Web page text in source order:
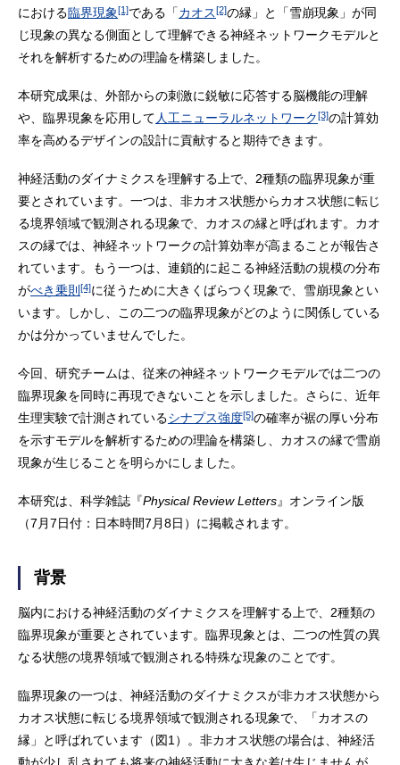
における臨界現象[1]である「カオス[2]の縁」と「雪崩現象」が同
じ現象の異なる側面として理解できる神経ネットワークモデルと
それを解析するための理論を構築しました。
本研究成果は、外部からの刺激に鋭敏に応答する脳機能の理解
や、臨界現象を応用して 人工ニューラルネットワーク[3]の計算効
率を高めるデザインの設計に貢献すると期待できます。
神経活動のダイナミクスを理解する上で、2種類の臨界現象が重
要とされています。一つは、非カオス状態からカオス状態に転じ
る境界領域で観測される現象で、カオスの縁と呼ばれます。カオ
スの縁では、神経ネットワークの計算効率が高まることが報告さ
れています。もう一つは、連鎖的に起こる神経活動の規模の分布
がべき乗則 [4]に従うために大きくばらつく現象で、雪崩現象とい
います。しかし、この二つの臨界現象がどのように関係している
かは分かっていませんでした。
今回、研究チームは、従来の神経ネットワークモデルでは二つの
臨界現象を同時に再現できないことを示しました。さらに、近年
生理実験で計測されているシナプス強度[5]の確率が裾の厚い分布
を示すモデルを解析するための理論を構築し、カオスの縁で雪崩
現象が生じることを明らかにしました。
本研究は、科学雑誌『Physical Review Letters』オンライン版
（7月7日付：日本時間7月8日）に掲載されます。
背景
脳内における神経活動のダイナミクスを理解する上で、2種類の
臨界現象が重要とされています。臨界現象とは、二つの性質の異
なる状態の境界領域で観測される特殊な現象のことです。
臨界現象の一つは、神経活動のダイナミクスが非カオス状態から
カオス状態に転じる境界領域で観測される現象で、「カオスの
縁」と呼ばれています（図1）。非カオス状態の場合は、神経活